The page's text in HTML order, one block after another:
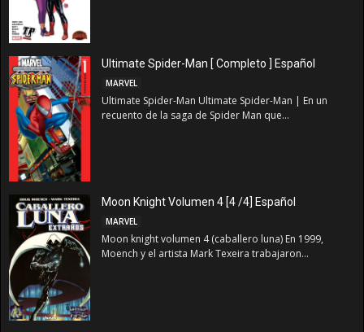
Ultimate Spider-Man [ Completo ] Español
MARVEL
Ultimate Spider-Man Ultimate Spider-Man | En un
recuento de la saga de Spider Man que...
Moon Knight Volumen 4 [4 /4] Español
MARVEL
Moon knight volumen 4 (caballero luna) En 1999,
Moench y el artista Mark Texeira trabajaron...